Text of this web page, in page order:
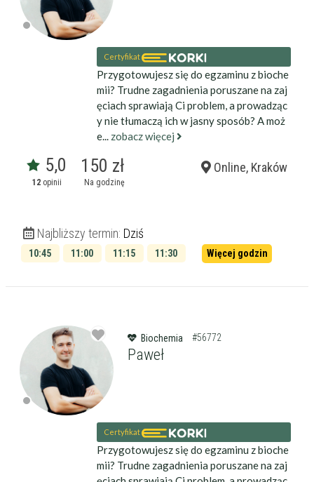
Certyfikat
Przygotowujesz się do egzaminu z bioche
mii? Trudne zagadnienia poruszane na zaj
ęciach sprawiają Ci problem, a prowadząc
y nie tłumaczą ich w jasny sposób? A moż
e... zobacz więcej
5,0
12opinii
150 zł
Na godzinę
Online, Kraków
Najbliższy termin: Dziś
10:45 11:00 11:15
11:30
Więcej godzin
Biochemia #56772
Paweł
Certyfikat
Przygotowujesz się do egzaminu z bioche
mii? Trudne zagadnienia poruszane na zaj